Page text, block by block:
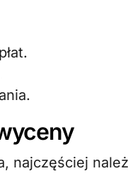
najczęściej